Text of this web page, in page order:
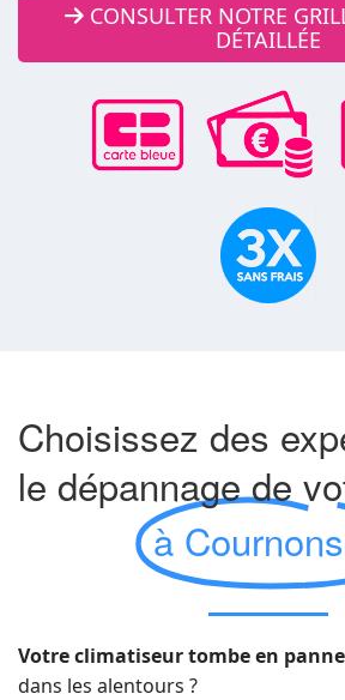
CONSULTER NOTRE
DÉTAILLÉE
Choisissez des
le dépannage de
à
Votre climatiseur tombe en
dans les alentours ?